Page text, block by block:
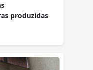
produzidas